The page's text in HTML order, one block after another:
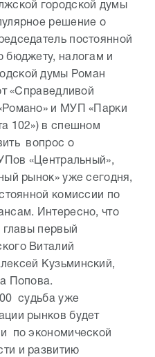
городской думы
решение о
постоянной
бюджету, налогам и
думы Роман
«Справедливой
и МУП «Парки
102») в спешном
вопрос о
«Центральный»,
рынок» уже сегодня,
комиссии по
Интересно, что
главы первый
Виталий
Кузьминский,
Попова.
судьба уже
рынков будет
по экономической
и развитию